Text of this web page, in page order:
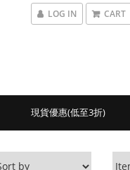
LOG IN CART
現貨優惠(低至3折)